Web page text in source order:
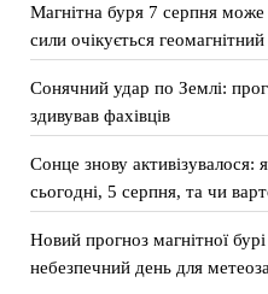
Магнітна буря 7 серпня
сили очікується
Сонячний удар по Землі:
здивував фахівців
Сонце знову активізувалося:
сьогодні, 5 серпня, та чи
Новий прогноз магнітної
небезпечний день для